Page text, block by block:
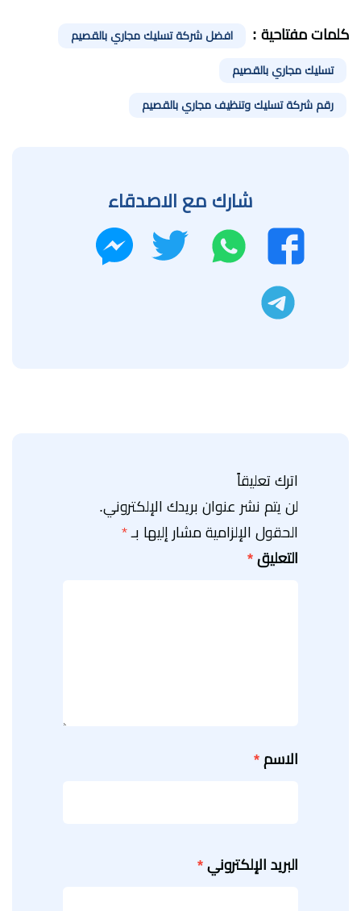
كلمات مفتاحية : افضل شركة تسليك مجاري بالقصيم
تسليك مجاري بالقصيم
رقم شركة تسليك وتنظيف مجاري بالقصيم
شارك مع الاصدقاء
فيسبوك
واتساب تويتر
اترك تعليقاً
لن يتم نشر عنوان بريدك الإلكتروني.
الحقول الإلزامية مشار إليها بـ *
التعليق *
الاسم *
البريد الإلكتروني *